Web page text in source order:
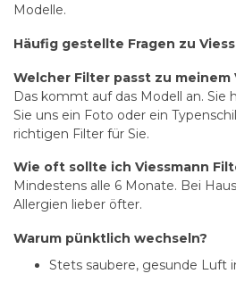
Modelle.
Häufig gestellte Fragen zu
Welcher Filter passt zu meinem
Das kommt auf das Modell an. Sie
Sie uns ein Foto oder ein
richtigen Filter für Sie.
Wie oft sollte ich Viessmann
Mindestens alle 6 Monate. Bei
Allergien lieber öfter.
Warum pünktlich wechseln?
Stets saubere, gesunde Luft